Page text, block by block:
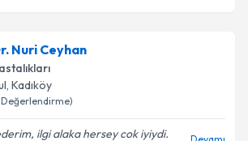
Nuri Ceyhan
, Kadıköy
Değerlendirme)
ilgi alaka hersey cok iyiydi.